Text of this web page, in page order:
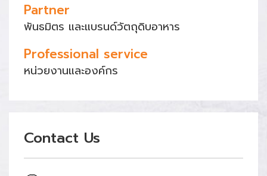
Partner
พันธมิตร และแบรนด์วัตถุดิบอาหาร
Professional service
หน่วยงานและองค์กร
Contact Us